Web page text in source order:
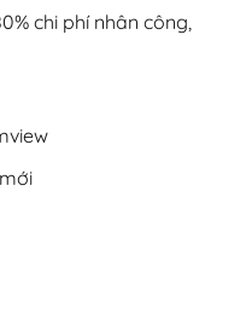
chi phí nhân công,